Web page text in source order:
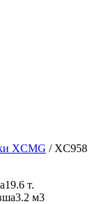
XCMG / XC958
19.6 т.
3.2 м3